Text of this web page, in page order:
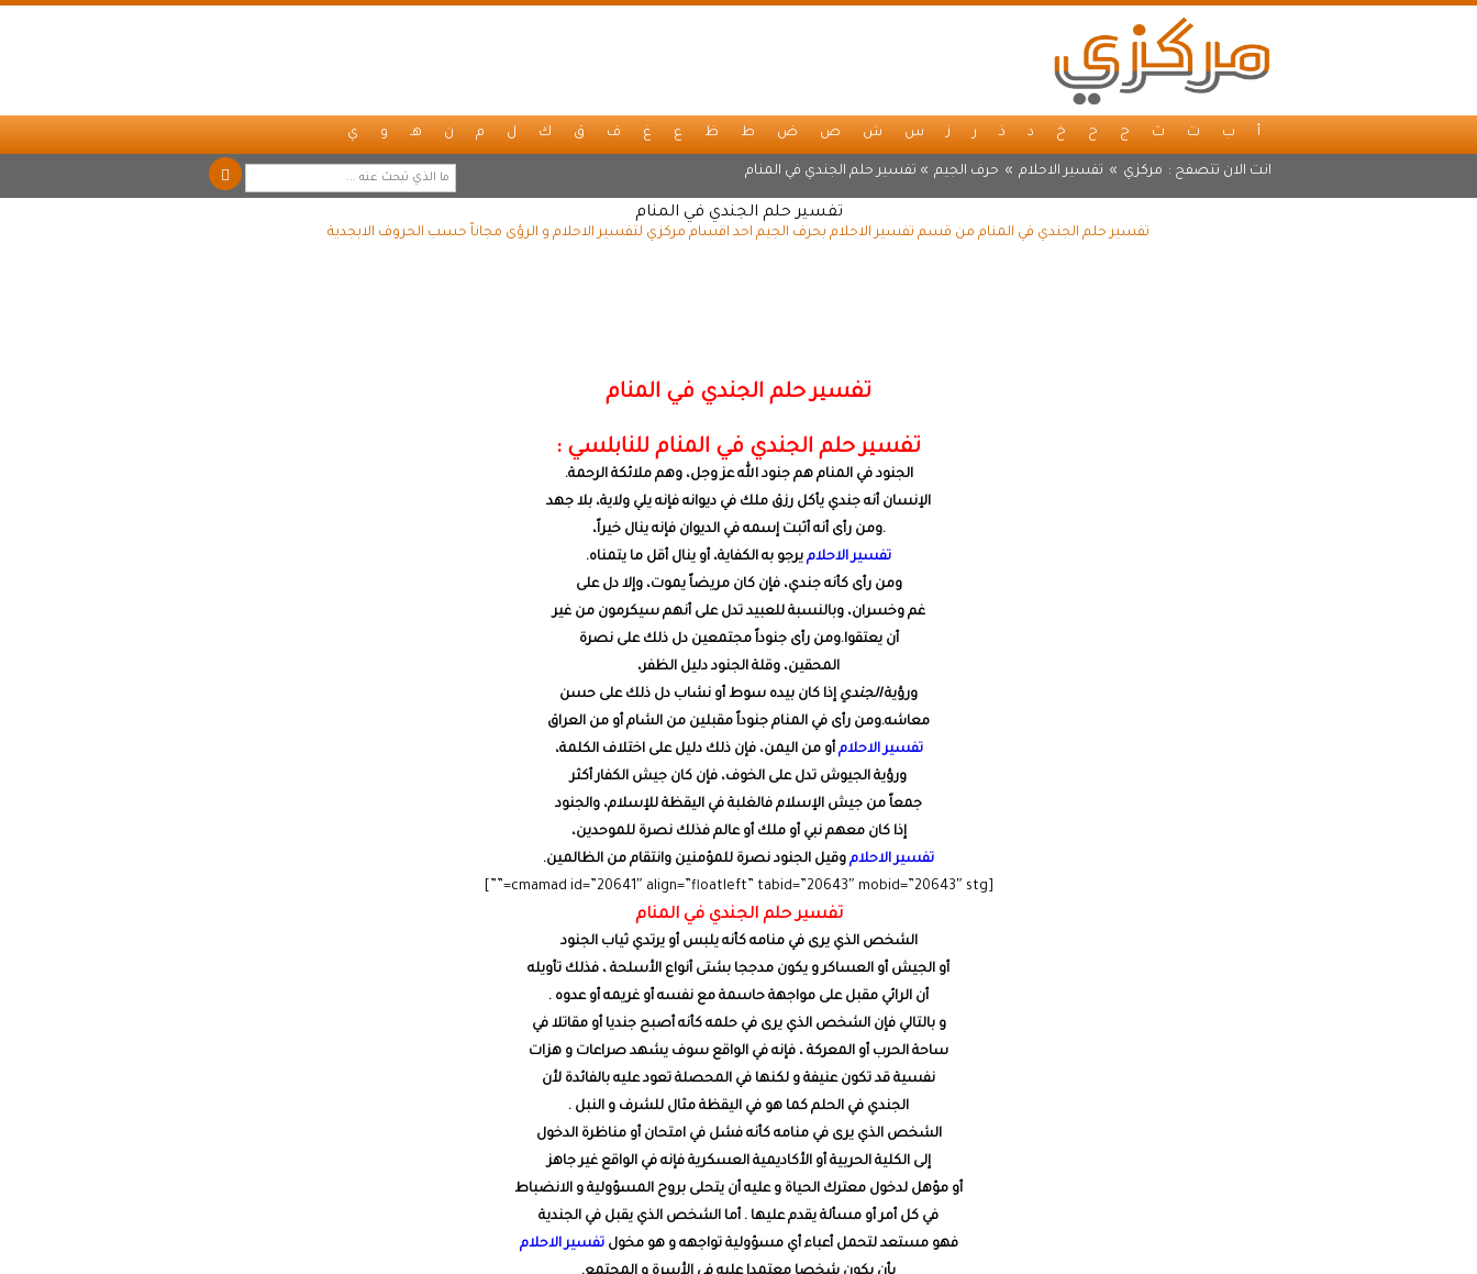
أ ب ت ث ج ح خ د ذ ر ز س ش ص ض ط ظ ع غ ف ق ك ل م ن هـ و ي
انت الان تتصفح : مركزي » تفسير الاحلام » حرف الجيم » تفسير حلم الجندي في المنام
تفسير حلم الجندي في المنام
تفسير حلم الجندي في المنام من قسم تفسير الاحلام بحرف الجيم احد اقسام مركزي لتفسير الاحلام و الرؤى مجاناً حسب الحروف الابجدية
تفسير حلم الجندي في المنام
تفسير حلم الجندي في المنام للنابلسي :
الجنود في المنام هم جنود الله عز وجل، وهم ملائكة الرحمة.
الإنسان أنه جندي يأكل رزق ملك في ديوانه فإنه يلي ولاية، بلا جهد
.ومن رأى أنه أثبت إسمه في الديوان فإنه ينال خيراً،
تفسير الاحلام يرجو به الكفاية، أو ينال أقل ما يتمناه.
ومن رأى كأنه جندي، فإن كان مريضاً يموت، وإلا دل على
غم وخسران، وبالنسبة للعبيد تدل على أنهم سيكرمون من غير
أن يعتقوا.ومن رأى جنوداً مجتمعين دل ذلك على نصرة
المحقين، وقلة الجنود دليل الظفر،
ورؤيةالجندي إذا كان بيده سوط أو نشاب دل ذلك على حسن
معاشه.ومن رأى في المنام جنوداً مقبلين من الشام أو من العراق
تفسير الاحلام أو من اليمن، فإن ذلك دليل على اختلاف الكلمة،
ورؤية الجيوش تدل على الخوف، فإن كان جيش الكفار أكثر
جمعاً من جيش الإسلام فالغلبة في اليقظة للإسلام، والجنود
إذا كان معهم نبي أو ملك أو عالم فذلك نصرة للموحدين،
تفسير الاحلام وقيل الجنود نصرة للمؤمنين وانتقام من الظالمين.
[cmamad id=”20641″ align=”floatleft” tabid=”20643″ mobid=”20643″ stg=””]
تفسير حلم الجندي في المنام
الشخص الذي يرى في منامه كأنه يلبس أو يرتدي ثياب الجنود
أو الجيش أو العساكر و يكون مدججا بشتى أنواع الأسلحة ، فذلك تأويله
أن الرائي مقبل على مواجهة حاسمة مع نفسه أو غريمه أو عدوه .
و بالتالي فإن الشخص الذي يرى في حلمه كأنه أصبح جنديا أو مقاتلا في
ساحة الحرب أو المعركة ، فإنه في الواقع سوف يشهد صراعات و هزات
نفسية قد تكون عنيفة و لكنها في المحصلة تعود عليه بالفائدة لأن
الجندي في الحلم كما هو في اليقظة مثال للشرف و النبل .
الشخص الذي يرى في منامه كأنه فشل في امتحان أو مناظرة الدخول
إلى الكلية الحربية أو الأكاديمية العسكرية فإنه في الواقع غير جاهز
أو مؤهل لدخول معترك الحياة و عليه أن يتحلى بروح المسؤولية و الانضباط
في كل أمر أو مسألة يقدم عليها . أما الشخص الذي يقبل في الجندية
فهو مستعد لتحمل أعباء أي مسؤولية تواجهه و هو مخولتفسير الاحلام